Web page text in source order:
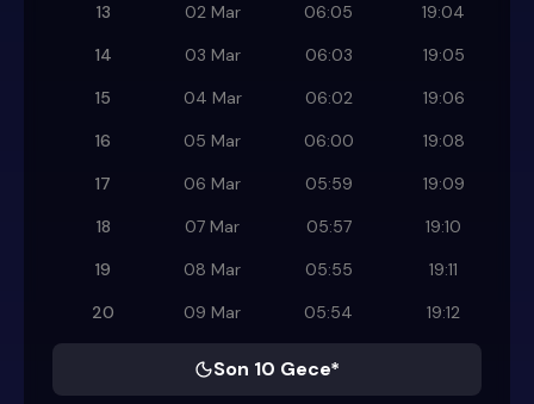
13
02 Mar 06:05
19:04
14
03 Mar 06:03
19:05
15
04 Mar 06:02
19:06
16
05 Mar 06:00
19:08
17
06 Mar 05:59
19:09
18
07 Mar 05:57
19:10
19
08 Mar 05:55
19:11
20
09 Mar 05:54 19:12
Son 10 Gece*